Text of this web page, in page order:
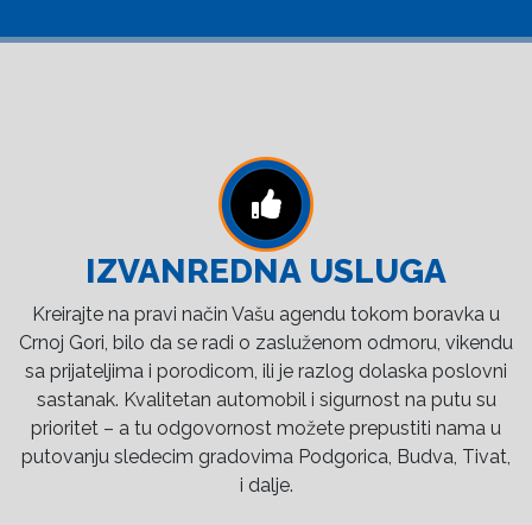
IZVANREDNA USLUGA
Kreirajte na pravi način Vašu agendu tokom boravka u
Crnoj Gori, bilo da se radi o zasluženom odmoru, vikendu
sa prijateljima i porodicom, ili je razlog dolaska poslovni
sastanak. Kvalitetan automobil i sigurnost na putu su
prioritet – a tu odgovornost možete prepustiti nama u
putovanju sledecim gradovima Podgorica, Budva, Tivat,
i dalje.